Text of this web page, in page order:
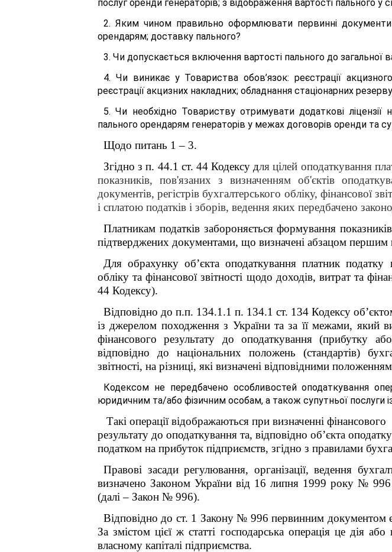
послуг оренди генераторів; з відображення вартості пального у
2. Яким чином правильно оформлювати первинні документи
орендарям; доставку пального?
3. Чи допускається включення вартості пального до загальної
4. Чи виникає у Товариства обов’язок: реєстрації
реєстрації акцизних накладних; обладнання стаціонарних
5. Чи необхідно Товариству отримувати додаткові ліцензії
пального орендарям генераторів у межах договорів оренди та
Щодо питань 1 – 3.
Згідно з п. 44.1 ст. 44 Кодексу для цілей оподаткування
показників, пов'язаних з визначенням об'єктів
документів, регістрів бухгалтерського обліку, фінансової
і сплатою податків і зборів, ведення яких передбачено
Платникам податків забороняється формування
підтверджених документами, що визначені абзацом першим
Для обрахунку об’єкта оподаткування платник податку
обліку та фінансової звітності щодо доходів, витрат та
44 Кодексу).
Відповідно до п.п. 134.1.1 п. 134.1 ст. 134 Кодексу
із джерелом походження з України та за її межами, який
фінансового результату до оподаткування (прибутку
відповідно до національних положень (стандартів)
звітності, на різниці, які визначені відповідними
Кодексом не передбачено особливостей оподаткування
юридичним та/або фізичним особам, а також супутньої послуги
Такі операції відображаються при визначенні фінансового
результату до оподаткування та, відповідно об’єкта
податком на прибуток підприємств, згідно з правилами
Правові засади регулювання, організації, ведення
визначено Законом України від 16 липня 1999 року № 996
(далі – Закон № 996).
Відповідно до ст. 1 Закону № 996 первинним документом
За змістом цієї ж статті господарська операція це дія
власному капіталі підприємства.